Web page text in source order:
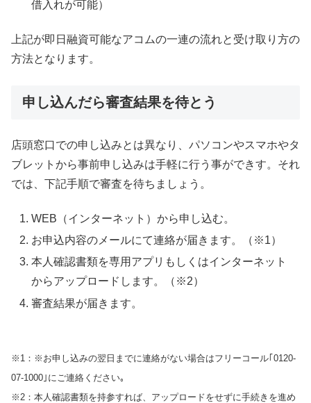
借入れが可能）
上記が即日融資可能なアコムの一連の流れと受け取り方の
方法となります。
申し込んだら審査結果を待とう
店頭窓口での申し込みとは異なり、パソコンやスマホやタ
ブレットから事前申し込みは手軽に行う事ができす。それ
では、下記手順で審査を待ちましょう。
WEB（インターネット）から申し込む。
お申込内容のメールにて連絡が届きます。（※1）
本人確認書類を専用アプリもしくはインターネット
からアップロードします。（※2）
審査結果が届きます。
※1：※お申し込みの翌日までに連絡がない場合はフリーコール｢0120-
07-1000｣にご連絡ください｡
※2：本人確認書類を持参すれば、アップロードをせずに手続きを進め